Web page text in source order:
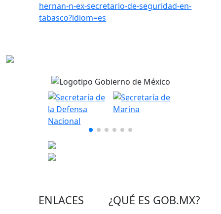
hernan-n-ex-secretario-de-seguridad-en-
tabasco?idiom=es
ENLACES ¿QUÉ ES GOB.MX?